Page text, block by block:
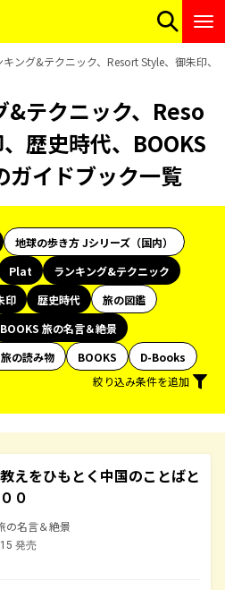
ング&テクニック、Resort Style、御朱印
テクニック、Reso
歴史時代、BOOKS
ガイドブック一覧
地球の歩き方 Jシリーズ（国内）
Plat
ランキング&テクニック
印 歴史時代
旅の図鑑
BOOKS 旅の名言＆絶景
の読み物 BOOKS
D-Books
絞り込み条件を追加
えをひもとく中国のことばと
０
の名言＆絶景
発売